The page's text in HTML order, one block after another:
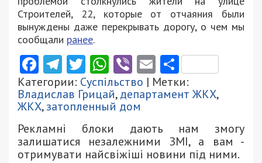
Строителей, 22, которые от отчаяния были
вынуждены даже перекрывать дорогу, о чем мы
сообщали ранее.
Facebook
Telegram
Twitter
WhatsApp
ViberEmail
Категории: Суспільство | Метки:
Владислав Грицай,департамент ЖКХ,
ЖКХ,затопленный дом
Рекламні блоки дають нам змогу
залишатися незалежними ЗМІ, а вам -
отримувати найсвіжіші новини під ними.